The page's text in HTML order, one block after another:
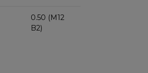
0.50 (M12
B2)